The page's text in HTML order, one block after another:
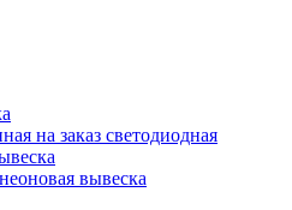
на заказ светодиодная
вывеска